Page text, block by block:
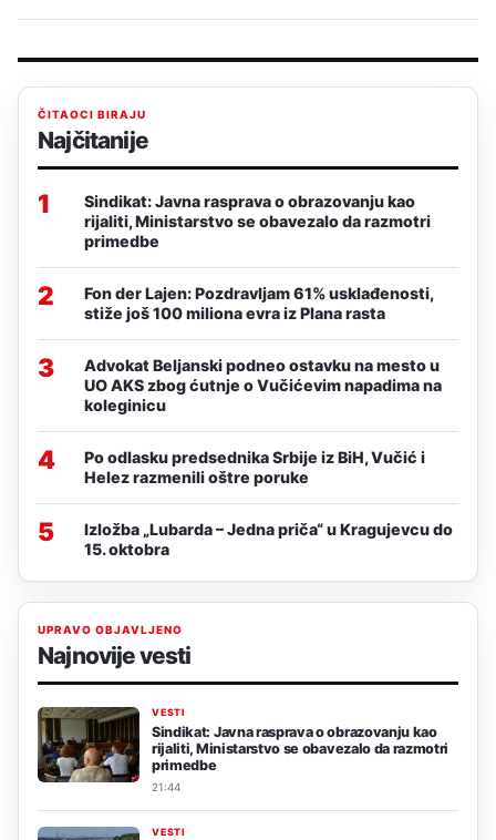
ČITAOCI BIRAJU
Najčitanije
1
Sindikat: Javna rasprava o obrazovanju kao
rijaliti, Ministarstvo se obavezalo da razmotri
primedbe
2
Fon der Lajen: Pozdravljam 61% usklađenosti,
stiže još 100 miliona evra iz Plana rasta
3
Advokat Beljanski podneo ostavku na mesto u
UO AKS zbog ćutnje o Vučićevim napadima na
koleginicu
4
Po odlasku predsednika Srbije iz BiH, Vučić i
Helez razmenili oštre poruke
5
Izložba „Lubarda – Jedna priča“ u Kragujevcu do
15. oktobra
UPRAVO OBJAVLJENO
Najnovije vesti
VESTI
Sindikat: Javna rasprava o obrazovanju kao
rijaliti, Ministarstvo se obavezalo da razmotri
primedbe
21:44
VESTI